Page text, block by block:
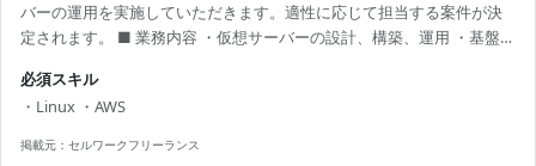
バーの運用を実施していただきます。適性に応じて担当する案件が決
定されます。 ■ 業務内容 ・仮想サーバーの設計、構築、運用 ・基盤シ
ラ構築 ・関連部門との調整業務 【アピールポイント】 ・飯田橋駅近く
で通勤便利 ・最新技術に触れる機会が多数 ・経験豊富なチームと共に
スキルを高められる ・大規模なプロジェクト参画でキャリアアップに
必須スキル
・Linux ・AWS
掲載元： セルワークフリーランス